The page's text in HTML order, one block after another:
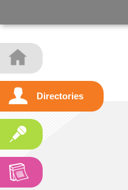
Directories